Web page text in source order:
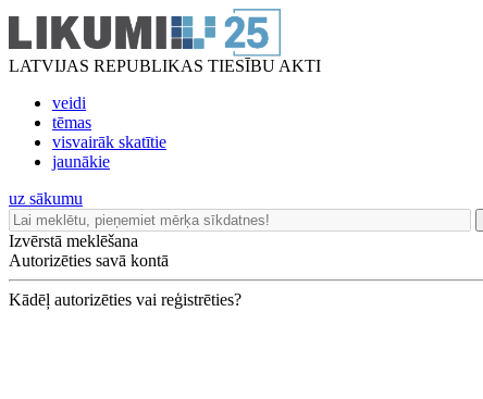
LATVIJAS REPUBLIKAS TIESĪBU AKTI
veidi
tēmas
visvairāk skatītie
jaunākie
uz sākumu
Izvērstā meklēšana
Autorizēties savā kontā
Kādēļ autorizēties vai reģistrēties?